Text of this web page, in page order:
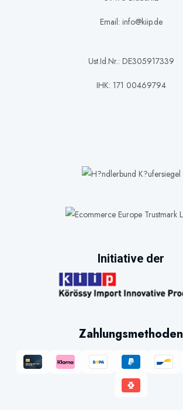
Email: info@kiip.de
Ust.Id.Nr.: DE305917339
IHK: 171 00469794
Initiative der
Zahlungsmethoden